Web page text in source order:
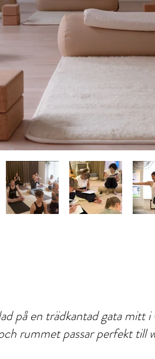
på en trädkantad gata mitt
rummet passar perfekt till